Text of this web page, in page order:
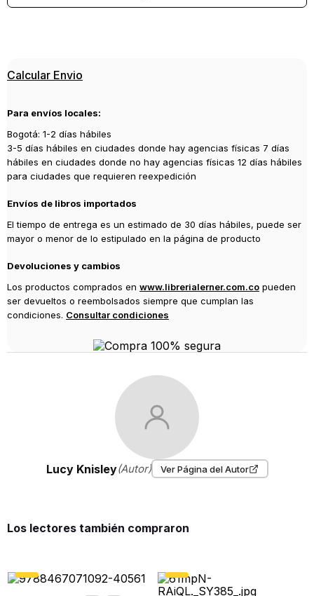
Calcular Envio
Para envíos locales:
Bogotá: 1-2 días hábiles
3-5 días hábiles en ciudades donde hay agencias físicas 7 días
hábiles en ciudades donde no hay agencias físicas 12 días hábiles
para ciudades que requieren reexpedición
Envíos de libros importados
El tiempo de entrega es un estimado de 30 días hábiles, puede ser
mayor o menor de lo estipulado en la página de producto
Devoluciones y cambios
Los productos comprados en www.librerialerner.com.co pueden
ser devueltos o reembolsados siempre que cumplan las
condiciones. Consultar condiciones
Lucy Knisley(Autor) Ver Página del Autor
Los lectores también compraron